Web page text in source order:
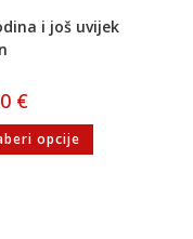
i još uvijek
€
opcije